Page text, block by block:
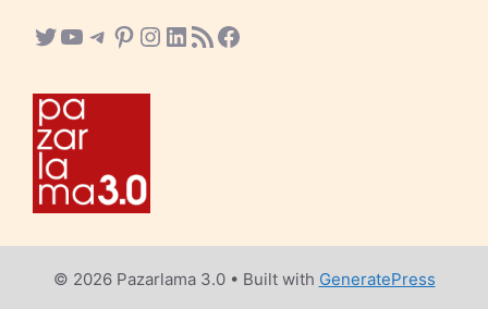
Twitter
YouTube
Telegram
Pinterest
Instagram
LinkedIn
RSS FeedFacebook
© 2026 Pazarlama 3.0• Built with GeneratePress